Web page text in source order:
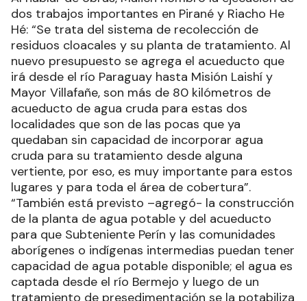
dos trabajos importantes en Pirané y Riacho He
Hé: “Se trata del sistema de recolección de
residuos cloacales y su planta de tratamiento. Al
nuevo presupuesto se agrega el acueducto que
irá desde el río Paraguay hasta Misión Laishí y
Mayor Villafañe, son más de 80 kilómetros de
acueducto de agua cruda para estas dos
localidades que son de las pocas que ya
quedaban sin capacidad de incorporar agua
cruda para su tratamiento desde alguna
vertiente, por eso, es muy importante para estos
lugares y para toda el área de cobertura”.
“También está previsto –agregó- la construcción
de la planta de agua potable y del acueducto
para que Subteniente Perín y las comunidades
aborígenes o indígenas intermedias puedan tener
capacidad de agua potable disponible; el agua es
captada desde el río Bermejo y luego de un
tratamiento de presedimentación se la potabiliza